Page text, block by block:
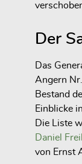
Der
Das
Angern
Bestand
Einblicke
Die Liste
Daniel
von Ernst